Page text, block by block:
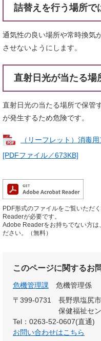
詰替えを行う場所で
通気性の良い場所や常時換気
させないようにします。
直射日光が当たる場
直射日光の当たる場所で保管
が発生するため危険です。
（リーフレット）消毒
[PDFファイル／673KB]
PDF形式のファイルをご覧いただ
Readerが必要です。
Adobe Readerをお持ちでない方は
ださい。（無料）
このページに関するお
危機管理課
危機管理係
〒399-0731
長野県塩尻
保健福祉セ
Tel：0263-52-0607(直通)
お問い合わせはこちら